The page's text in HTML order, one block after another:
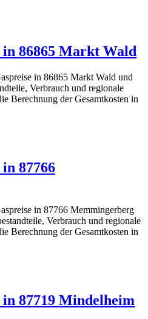
86865 Markt Wald
in 86865 Markt Wald und
Verbrauch und regionale
Berechnung der Gesamtkosten in
87766
in 87766 Memmingerberg
Verbrauch und regionale
Berechnung der Gesamtkosten in
87719 Mindelheim